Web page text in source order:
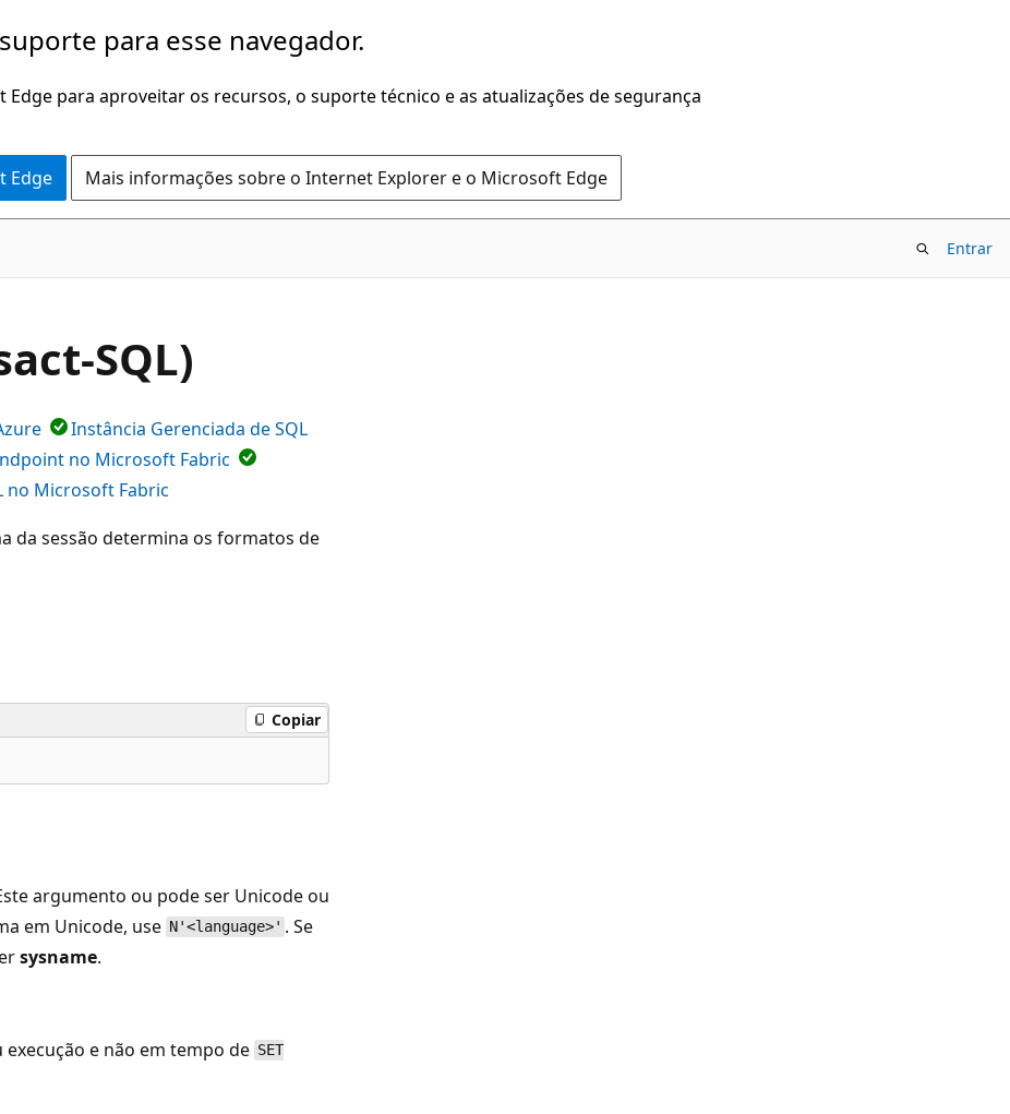
para esse navegador.
para aproveitar os recursos, o suporte técnico e as atualizações de segurança
Edge Mais informações sobre o Internet Explorer e o Microsoft Edge
Entrar
SQL)
Instância Gerenciada de SQL
no Microsoft Fabric
no Microsoft Fabric
da sessão determina os formatos de
Copiar
argumento ou pode ser Unicode ou
em Unicode, use N'<language>' . Se
sysname.
e não em tempo de SET